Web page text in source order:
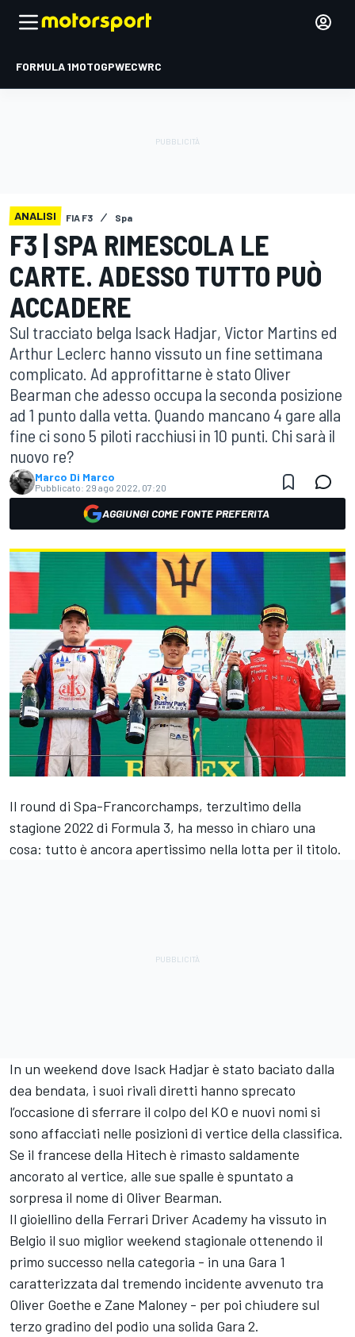
FORMULA 1MOTOGPWECWRC
ANALISI FIA F3 Spa
F3 | SPA RIMESCOLA LE
CARTE. ADESSO TUTTO PUÒ
ACCADERE
Sul tracciato belga Isack Hadjar, Victor Martins ed
Arthur Leclerc hanno vissuto un fine settimana
complicato. Ad approfittarne è stato Oliver
Bearman che adesso occupa la seconda posizione
ad 1 punto dalla vetta. Quando mancano 4 gare alla
fine ci sono 5 piloti racchiusi in 10 punti. Chi sarà il
nuovo re?
Marco Di Marco
Pubblicato: 29 ago 2022, 07:20
AGGIUNGI COME FONTE PREFERITA
Il round di Spa-Francorchamps, terzultimo della
stagione 2022 di Formula 3, ha messo in chiaro una
cosa: tutto è ancora apertissimo nella lotta per il titolo.
In un weekend dove Isack Hadjarè stato baciato dalla
dea bendata, i suoi rivali diretti hanno sprecato
l’occasione di sferrare il colpo del KO e nuovi nomi si
sono affacciati nelle posizioni di vertice della classifica.
Se il francese della Hitech è rimasto saldamente
ancorato al vertice, alle sue spalle è spuntato a
sorpresa il nome di Oliver Bearman.
Il gioiellino della Ferrari Driver Academy ha vissuto in
Belgio il suo miglior weekend stagionale ottenendo il
primo successo nella categoria - in una Gara 1
caratterizzata dal tremendo incidente avvenuto tra
Oliver Goethe e Zane Maloney - per poi chiudere sul
terzo gradino del podio una solida Gara 2.